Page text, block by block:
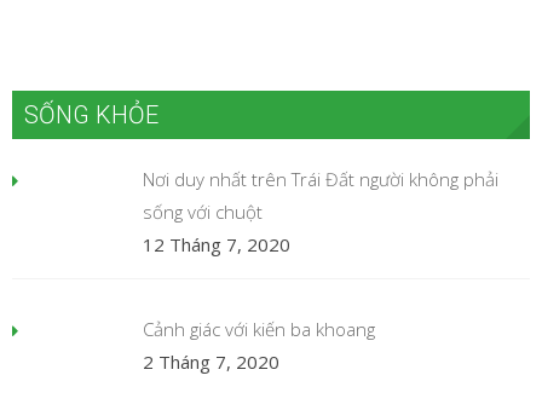
SỐNG KHỎE
Nơi duy nhất trên Trái Đất người không phải
sống với chuột
12 Tháng 7, 2020
Cảnh giác với kiến ba khoang
2 Tháng 7, 2020